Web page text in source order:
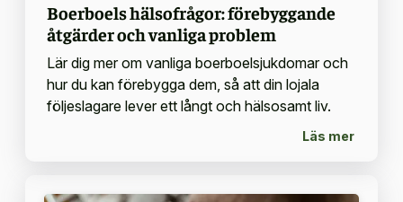
Boerboels hälsofrågor: förebyggande
åtgärder och vanliga problem
Lär dig mer om vanliga boerboelsjukdomar och
hur du kan förebygga dem, så att din lojala
följeslagare lever ett långt och hälsosamt liv.
Läs mer